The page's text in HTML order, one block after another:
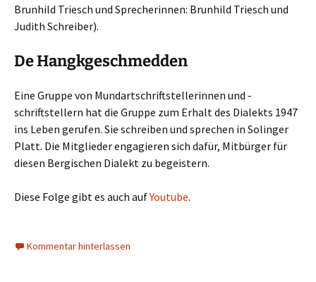
Brunhild Triesch und Sprecherinnen: Brunhild Triesch und
Judith Schreiber).
De Hangkgeschmedden
Eine Gruppe von Mundartschriftstellerinnen und -
schriftstellern hat die Gruppe zum Erhalt des Dialekts 1947
ins Leben gerufen. Sie schreiben und sprechen in Solinger
Platt. Die Mitglieder engagieren sich dafür, Mitbürger für
diesen Bergischen Dialekt zu begeistern.
Diese Folge gibt es auch aufYoutube.
Kommentar hinterlassen